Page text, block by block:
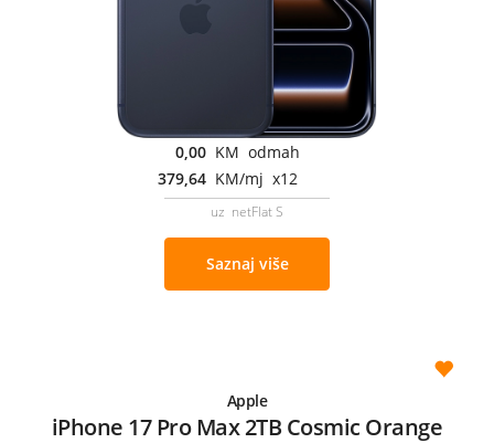
0,00 KM odmah
379,64 KM/mj x12
uz netFlat S
Saznaj više
Apple
iPhone 17 Pro Max 2TB Cosmic Orange